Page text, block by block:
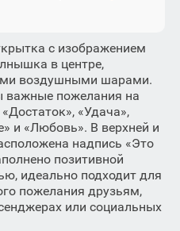
с изображением
в центре,
воздушными шарами.
пожелания на
«Удача»,
и «Любовь». В верхней и
надпись «Это
позитивной
идеально подходит для
пожелания друзьям,
или социальных